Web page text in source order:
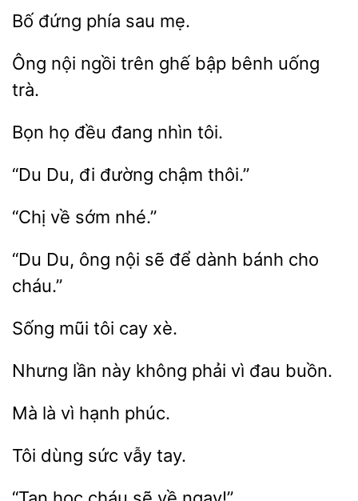
Bố mẹ.
ngồi
ghế bập bênh uống
trà.
Bọn đang nhìn
Du, đường thôi.”
về
“Du Du, ông nội sẽ
cho
cháu.”
mũi xè.
Nhưng không phải đau buồn.
là hạnh
dùng tay.